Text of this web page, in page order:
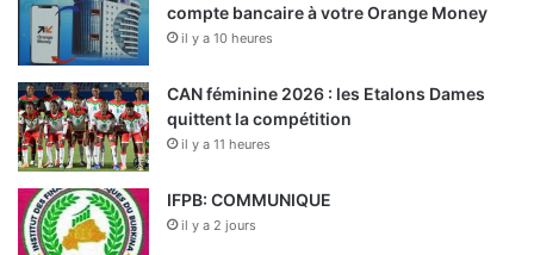
compte bancaire à votre Orange Money
il y a 10 heures
CAN féminine 2026 : les Etalons Dames
quittent la compétition
il y a 11 heures
IFPB: COMMUNIQUE
il y a 2 jours